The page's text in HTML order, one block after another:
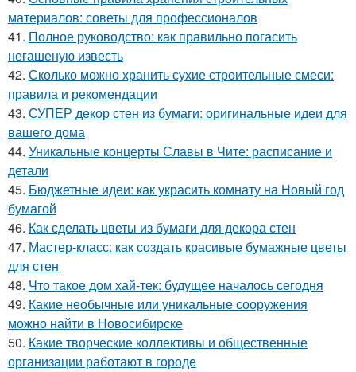
материалов: советы для профессионалов
41. Полное руководство: как правильно погасить
негашеную известь
42. Сколько можно хранить сухие строительные смеси:
правила и рекомендации
43. СУПЕР декор стен из бумаги: оригинальные идеи для
вашего дома
44. Уникальные концерты Славы в Чите: расписание и
детали
45. Бюджетные идеи: как украсить комнату на Новый год
бумагой
46. Как сделать цветы из бумаги для декора стен
47. Мастер-класс: как создать красивые бумажные цветы
для стен
48. Что такое дом хай-тек: будущее началось сегодня
49. Какие необычные или уникальные сооружения
можно найти в Новосибирске
50. Какие творческие коллективы и общественные
организации работают в городе